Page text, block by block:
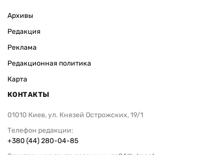
Архивы
Редакция
Реклама
Редакционная политика
Карта
КОНТАКТЫ
01010 Киев, ул. Князей Острожских, 19/1
Телефон редакции:
+380 (44) 280-04-85